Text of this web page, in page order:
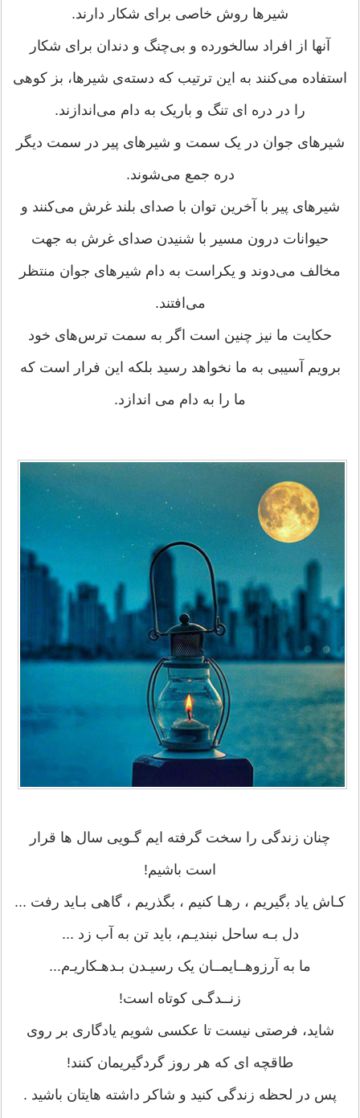
شیرها روش خاصی برای شکار دارند.
آنها از افراد سالخورده و بی‌چنگ و دندان برای شکار
استفاده می‌کنند به این ترتیب که دسته‌ی شیرها، بز کوهی
را در دره ای تنگ و باریک به دام می‌اندازند.
شیرهای جوان در یک سمت و شیرهای پیر در سمت دیگر
دره جمع می‌شوند.
شیرهای پیر با آخرین توان با صدای بلند غرش می‌کنند و
حیوانات درون مسیر با شنیدن صدای غرش به جهت
مخالف می‌دوند و یکراست به دام شیرهای جوان منتظر
می‌افتند.
حکایت ما نیز چنین است اگر به سمت ترس‌های خود
برویم آسیبی به ما نخواهد رسید بلکه این فرار است که
ما را به دام می اندازد.
ﭼﻨﺎﻥ ﺯﻧﺪﮔﯽ ﺭﺍ ﺳﺨﺖ ﮔﺮﻓﺘﻪ ﺍﯾﻢ ﮔـﻮﯾﯽ ﺳﺎﻝ ﻫﺎ ﻗﺮﺍﺭ
ﺍﺳﺖ ﺑﺎﺷﯿﻢ!
ﮐـﺎﺵ ﯾﺎﺩ ﺑگیریم ، ﺭهـﺎ ﮐﻨﯿﻢ ، ﺑﮕﺬﺭﯾﻢ ، ﮔﺎﻫﯽ ﺑـﺎﯾﺪ ﺭﻓﺖ ...
ﺩﻝ ﺑـﻪ ﺳﺎﺣﻞ ﻧﺒﻨﺪﯾـﻢ، ﺑﺎﯾﺪ ﺗﻦ ﺑﻪ ﺁﺏ ﺯﺩ ...
ﻣﺎ ﺑﻪ ﺁﺭﺯﻭﻫــﺎﯾﻤــﺎﻥ ﯾﮏ ﺭﺳﯿـﺪﻥ ﺑـﺪﻫـﮑﺎﺭﯾـﻡ...
ﺯﻧــﺪﮔـﯽ ﮐﻮﺗﺎﻩ ﺍﺳﺖ!
ﺷﺎﯾﺪ، فرصتی نیست تا ﻋﮑﺴﯽ ﺷﻮیم ﯾﺎﺩﮔﺎﺭﯼ ﺑﺮ ﺭﻭﯼ
ﻃﺎﻗﭽﻪ ﺍﯼ ﮐﻪ ﻫﺮ ﺭﻭﺯ ﮔﺮﺩﮔﯿﺮیماﻥ ﮐﻨﻨﺪ!
پس در لحظه زندگی کنید و شاکر داشته هایتان باشید .